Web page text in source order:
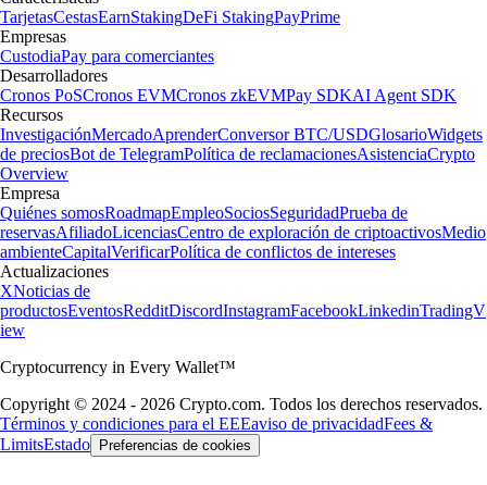
TarjetasCestasEarnStakingDeFi StakingPayPrime
Empresas
CustodiaPay para comerciantes
Desarrolladores
Cronos PoSCronos EVMCronos zkEVMPay SDKAI Agent SDK
Recursos
InvestigaciónMercadoAprenderConversor BTC/USDGlosarioWidgets
de preciosBot de TelegramPolítica de reclamacionesAsistenciaCrypto
Overview
Empresa
Quiénes somosRoadmapEmpleoSociosSeguridadPrueba de
reservasAfiliadoLicenciasCentro de exploración de criptoactivosMedio
ambienteCapitalVerificarPolítica de conflictos de intereses
Actualizaciones
XNoticias de
productosEventosRedditDiscordInstagramFacebookLinkedinTradingV
iew
Cryptocurrency in Every Wallet™
Copyright © 2024 - 2026 Crypto.com. Todos los derechos reservados.
Términos y condiciones para el EEEaviso de privacidadFees &
LimitsEstado Preferencias de cookies